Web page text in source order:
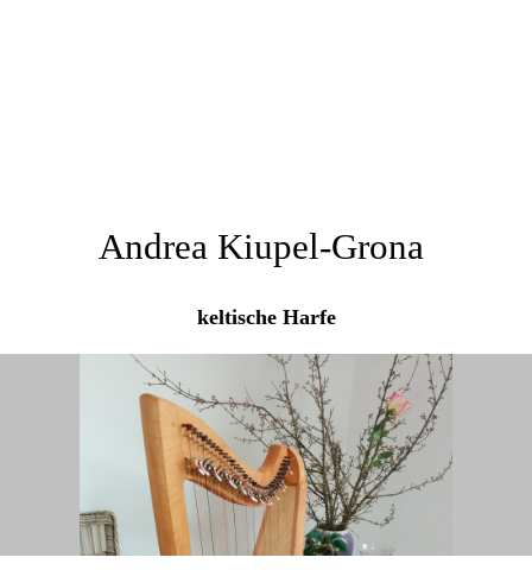
Andrea Kiupel-Grona
keltische Harfe